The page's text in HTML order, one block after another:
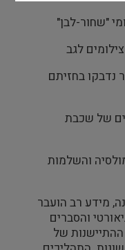
"שחור-לבן"
לגב
בחזיתם
של שכבת
והשלמות
מידע רב הועבר
והסברים
ההתיישנות של